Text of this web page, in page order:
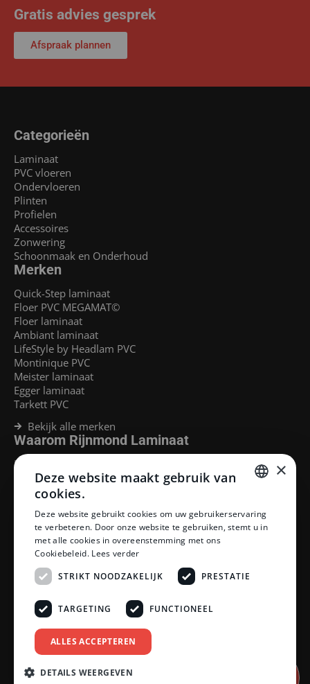
Gratis advies gesprek
Afspraak plannen
Categorieën
Laminaat
PVC vloeren
Ondervloeren
Plinten
Profielen
Accessoires
Zonwering
Schoonmaak en Onderhoud
Merken
Quick-Step laminaat
Floer PVC MEGAMAT©
Floer laminaat
Ambiant laminaat
LifeStyle by Headlam PVC
Montinique PVC
Meister laminaat
Egger laminaat
Tarkett PVC
Bekijk alle merken
Waarom Rijnmond Laminaat
Legservice
Laminaat Capelle aan den Ijssel
Laminaat voor vloerverwarming
Klantenservice
Betaalmethoden
Openingstijden showroom
Afhalen en bezorgen
Retourprocedure
Veelgestelde vragen
Legservice
Neem contact op
Reviewpolicy
Privacy policy
Algemene voorwaarden
DUTCH
×
Deze website maakt gebruik van
cookies.
Deze website gebruikt cookies om uw gebruikerservaring
te verbeteren. Door onze website te gebruiken, stemt u in
met alle cookies in overeenstemming met ons
Cookiebeleid. Lees verder
STRIKT NOODZAKELIJK
PRESTATIE
TARGETING FUNCTIONEEL
ALLES ACCEPTEREN
DETAILS WEERGEVEN